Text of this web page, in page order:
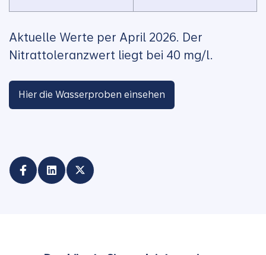
Aktuelle Werte per April 2026. Der
Nitrattoleranzwert liegt bei 40 mg/l.
Hier die Wasserproben einsehen